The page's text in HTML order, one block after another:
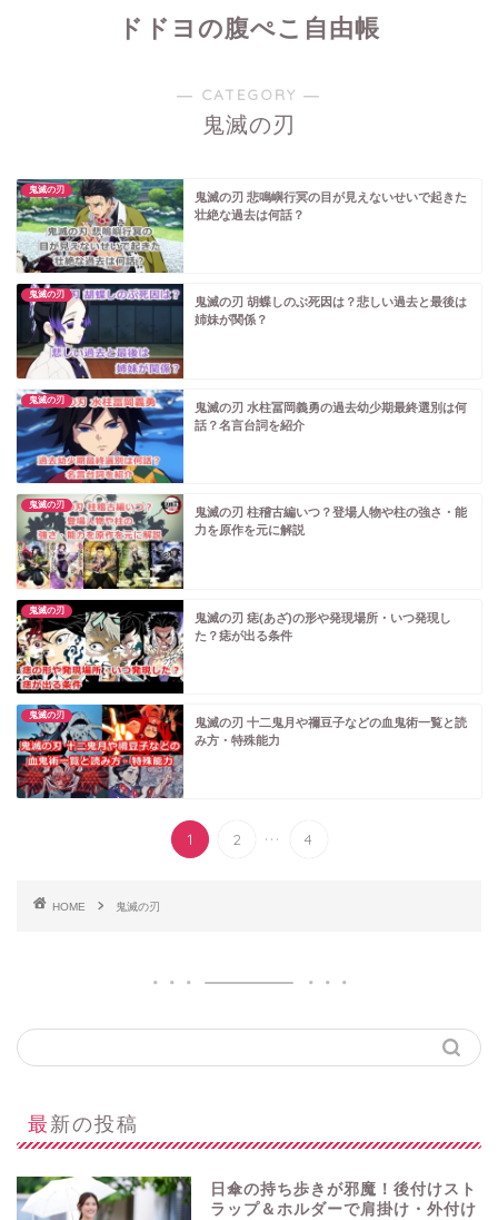
ドドヨの腹ぺこ自由帳
― CATEGORY ―
鬼滅の刃
鬼滅の刃
鬼滅の刃 悲鳴嶼行冥の目が見えないせいで起きた
壮絶な過去は何話？
鬼滅の刃
鬼滅の刃 胡蝶しのぶ死因は？悲しい過去と最後は
姉妹が関係？
鬼滅の刃
鬼滅の刃 水柱冨岡義勇の過去幼少期最終選別は何
話？名言台詞を紹介
鬼滅の刃
鬼滅の刃 柱稽古編いつ？登場人物や柱の強さ・能
力を原作を元に解説
鬼滅の刃
鬼滅の刃 痣(あざ)の形や発現場所・いつ発現し
た？痣が出る条件
鬼滅の刃
鬼滅の刃 十二鬼月や禰豆子などの血鬼術一覧と読
み方・特殊能力
1 2 ... 4
HOME 鬼滅の刃
最新の投稿
日傘の持ち歩きが邪魔！後付けスト
ラップ＆ホルダーで肩掛け・外付け